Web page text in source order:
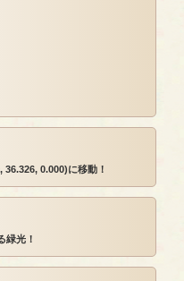
0.000)に移動！
緑光！